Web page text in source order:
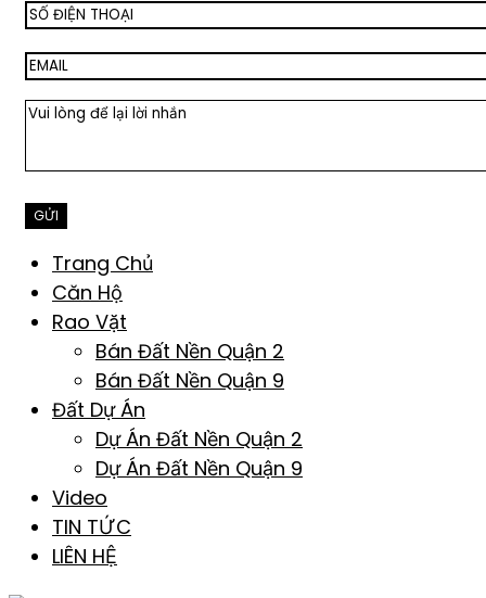
Trang Chủ
Căn Hộ
Rao Vặt
Bán Đất Nền Quận 2
Bán Đất Nền Quận 9
Đất Dự Án
Dự Án Đất Nền Quận 2
Dự Án Đất Nền Quận 9
Video
TIN TỨC
LIÊN HỆ